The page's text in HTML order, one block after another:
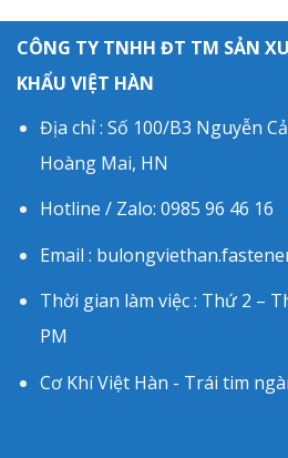
CÔNG TY TNHH ĐT TM SẢN
KHẨU VIỆT HÀN
Địa chỉ : Số 100/B3 Nguyễn
Hoàng Mai, HN
Hotline / Zalo: 0985 96 46 16
Email :
Thời gian làm việc : Thứ 2 –
PM
Cơ Khí Việt Hàn - Trái tim